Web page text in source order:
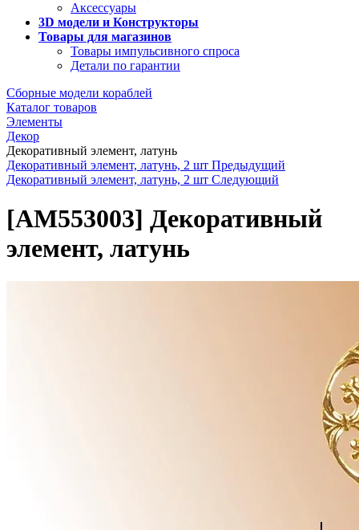
Аксессуары
3D модели и Конструкторы
Товары для магазинов
Товары импульсивного спроса
Детали по гарантии
Сборные модели кораблей
Каталог товаров
Элементы
Декор
Декоративный элемент, латунь
Декоративный элемент, латунь, 2 шт Предыдущий
Декоративный элемент, латунь, 2 шт Следующий
[AM553003] Декоративный
элемент, латунь